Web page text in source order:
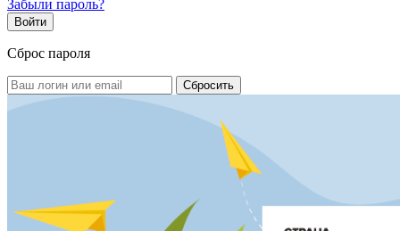
Забыли пароль?
Сброс пароля